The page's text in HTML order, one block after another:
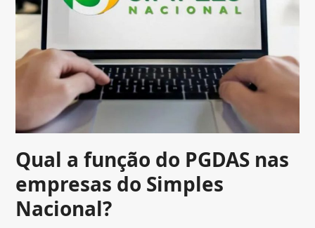
Qual a função do PGDAS nas
empresas do Simples
Nacional?